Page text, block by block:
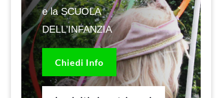
e la SCUOLA
DELL’INFANZIA
Chiedi Info